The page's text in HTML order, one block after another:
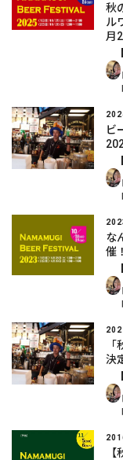
秋
ル
月
ビ
な
催
決